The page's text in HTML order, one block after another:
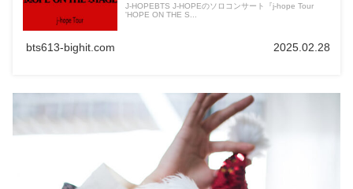
J-HOPEBTS J-HOPEのソロコンサート『j-hope Tour
'HOPE ON THE S...
bts613-bighit.com 2025.02.28